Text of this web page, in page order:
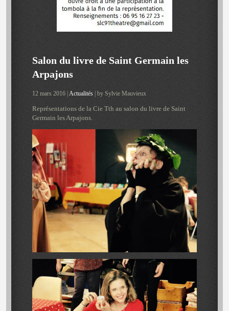
Salon du livre de Saint Germain les
Arpajons
12 mars 2016 |Actualités| by Sylvie Mauvieux
Représentations de la Cie Tth au salon du livre de Saint
Germain les Arpajons.